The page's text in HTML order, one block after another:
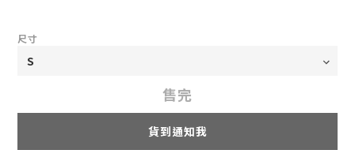
尺寸
售完
貨到通知我